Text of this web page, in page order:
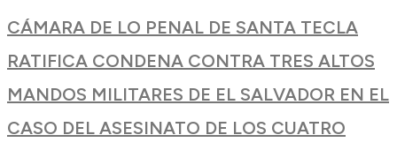
CÁMARA DE LO PENAL DE SANTA TECLA
RATIFICA CONDENA CONTRA TRES ALTOS
MANDOS MILITARES DE EL SALVADOR EN EL
CASO DEL ASESINATO DE LOS CUATRO